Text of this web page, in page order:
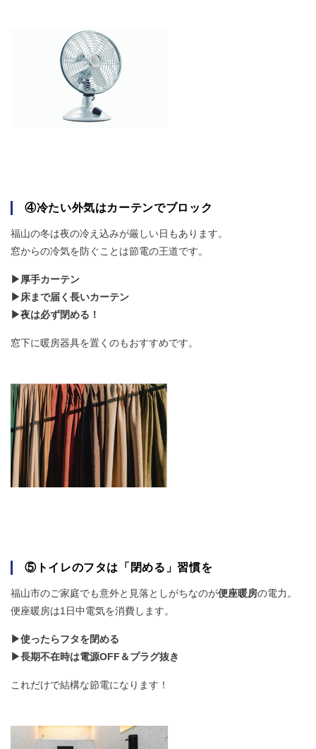
④冷たい外気はカーテンでブロック
福山の冬は夜の冷え込みが厳しい日もあります。
窓からの冷気を防ぐことは節電の王道です。
▶厚手カーテン
▶床まで届く長いカーテン
▶夜は必ず閉める！
窓下に暖房器具を置くのもおすすめです。
⑤トイレのフタは「閉める」習慣を
福山市のご家庭でも意外と見落としがちなのが便座暖房の電力。
便座暖房は1日中電気を消費します。
▶使ったらフタを閉める
▶長期不在時は電源OFF＆プラグ抜き
これだけで結構な節電になります！